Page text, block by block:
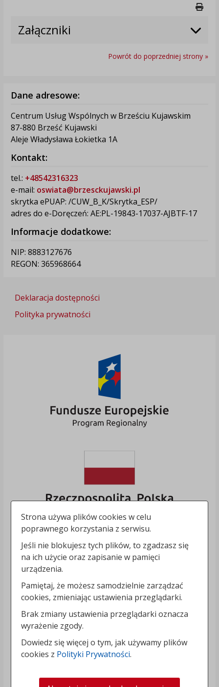
Załączniki
Powrót do poprzedniej strony »
Dane adresowe:
Centrum Usług Wspólnych w Brześciu Kujawskim
87-880 Brześć Kujawski
Aleje Władysława Łokietka 1A
Kontakt:
tel.: +48542316323
e-mail: oswiata@brzesckujawski.pl
skrytka ePUAP: /CUW_B_K/Skrytka_ESP/
adres do e-Doręczeń: AE:PL-19843-17037-AJBTF-17
Informacje dodatkowe:
NIP: 8883127676
REGON: 365968664
Deklaracja dostępności
Polityka prywatności
Strona używa plików cookies w celu
poprawnego korzystania z serwisu.
Jeśli nie blokujesz tych plików, to zgadzasz się
na ich użycie oraz zapisanie w pamięci
urządzenia.
Pamiętaj, że możesz samodzielnie zarządzać
cookies, zmieniając ustawienia przeglądarki.
Brak zmiany ustawienia przeglądarki oznacza
wyrażenie zgody.
Dowiedz się więcej o tym, jak używamy plików
cookies z Polityki Prywatności.